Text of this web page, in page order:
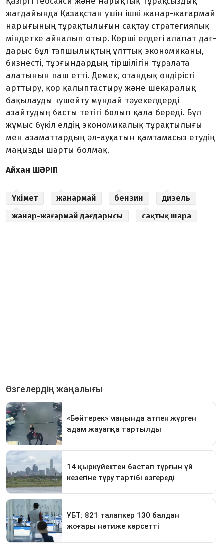
жағдайында Қазақстан үшін ішкі жанар-жағармай
нарығының тұрақ­тылығын сақтау стратегиялық
мін­детке айналып отыр. Көрші елдегі алапат дағ­
дарыс бұл тапшылықтың ұлттық эконо­миканы,
бизнесті, тұрғындардың тіршілігін тұралата
алатынын паш етті. Демек, отан­дық өндірісті
арттыру, қор қалып­тастыру және шекаралық
бақылауды күшейту мұндай тәуекелдерді
азайтудың басты тетігі болып қала береді. Бұл
жұмыс бүкіл елдің экономикалық тұрақтылығы
мен азаматтардың әл-ауқатын қамтамасыз етудің
маңызды шарты болмақ.
Айхан ШӘРІП
Үкімет жанармай бензин
дизель
жанар-жағармай дағдарысы
сақтық шара